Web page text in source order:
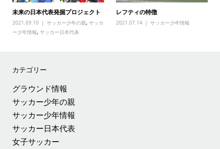
未来の日本代表発掘プロジェクト
2021.09.10 サッカー少年の親, サッカ
ー少年情報, サッカー日本代表
レフティの特徴
2021.07.14 サッカー少年情報
カテゴリー
グラウンド情報
サッカー少年の親
サッカー少年情報
サッカー日本代表
女子サッカー